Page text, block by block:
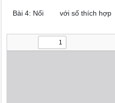
Bài 4: Nối với số thích hợp